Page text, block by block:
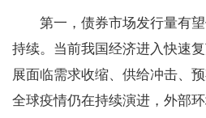
第一，债券市场发行量有
持续。当前我国经济进入快速
展面临需求收缩、供给冲击、
全球疫情仍在持续演进，外部